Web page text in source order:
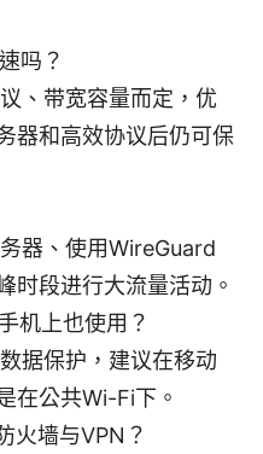
吗？
、带宽容量而定，优
器和高效协议后仍可保
器、使用WireGuard
时段进行大流量活动。
机上也使用？
据保护，建议在移动
在公共Wi-Fi下。
火墙与VPN？